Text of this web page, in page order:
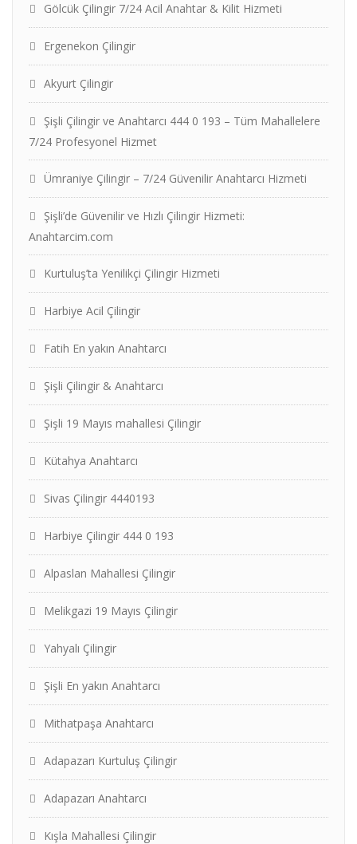
Gölcük Çilingir 7/24 Acil Anahtar & Kilit Hizmeti
Ergenekon Çilingir
Akyurt Çilingir
Şişli Çilingir ve Anahtarcı 444 0 193 – Tüm Mahallelere
7/24 Profesyonel Hizmet
Ümraniye Çilingir – 7/24 Güvenilir Anahtarcı Hizmeti
Şişli’de Güvenilir ve Hızlı Çilingir Hizmeti:
Anahtarcim.com
Kurtuluş’ta Yenilikçi Çilingir Hizmeti
Harbiye Acil Çilingir
Fatih En yakın Anahtarcı
Şişli Çilingir & Anahtarcı
Şişli 19 Mayıs mahallesi Çilingir
Kütahya Anahtarcı
Sivas Çilingir 4440193
Harbiye Çilingir 444 0 193
Alpaslan Mahallesi Çilingir
Melikgazi 19 Mayıs Çilingir
Yahyalı Çilingir
Şişli En yakın Anahtarcı
Mithatpaşa Anahtarcı
Adapazarı Kurtuluş Çilingir
Adapazarı Anahtarcı
Kışla Mahallesi Çilingir